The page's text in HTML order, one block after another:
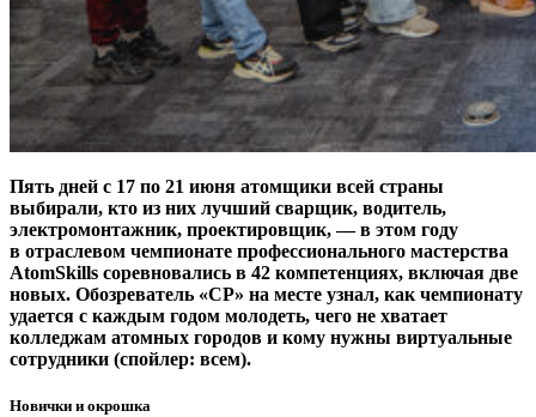
Пять дней с 17 по 21 июня атомщики всей страны
выбирали, кто из них лучший сварщик, водитель,
электромонтажник, проектировщик, — ​в этом году
в отраслевом чемпионате профессионального мастерства
AtomSkills соревновались в 42 компетенциях, включая две
новых. Обозреватель «СР» на месте узнал, как чемпионату
удается с каждым годом молодеть, чего не хватает
колледжам атомных городов и кому нужны виртуальные
сотрудники (спойлер: всем).
Новички и окрошка